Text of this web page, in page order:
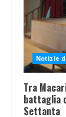
Notizie
Tra
battaglia
Settanta